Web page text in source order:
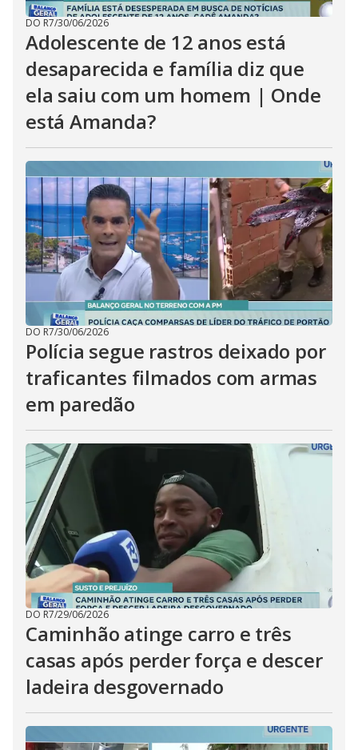
DO R7/30/06/2026
Adolescente de 12 anos está
desaparecida e família diz que
ela saiu com um homem | Onde
está Amanda?
DO R7/30/06/2026
Polícia segue rastros deixado por
traficantes filmados com armas
em paredão
DO R7/29/06/2026
Caminhão atinge carro e três
casas após perder força e descer
ladeira desgovernado